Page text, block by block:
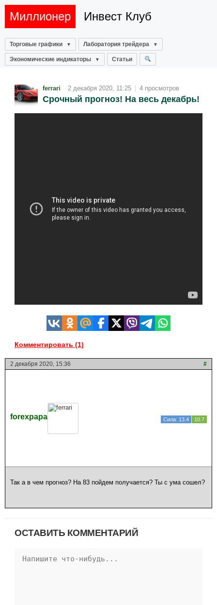
Миллионер Инвест Клуб
Торговые графики Лаборатория трейдера
Экономические индикаторы Статьи
ferrari 2 декабря 2020, 11:25 | 4 просмотров
Срочный прогноз! На весь декабрь!
Комментировать (1)
2 декабря 2020, 15:36 #
forexpapa Сила: 13.4 10.7
Так а в чем прогноз? На 83 пойдем получается? Ты с ума сошел?
ОСТАВИТЬ КОММЕНТАРИЙ